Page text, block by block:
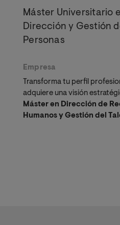
Máster Universitario
Dirección y Gestión
Personas
Empresa
Transforma tu perfil
adquiere una visión
Máster en Dirección de
Humanos y Gestión del